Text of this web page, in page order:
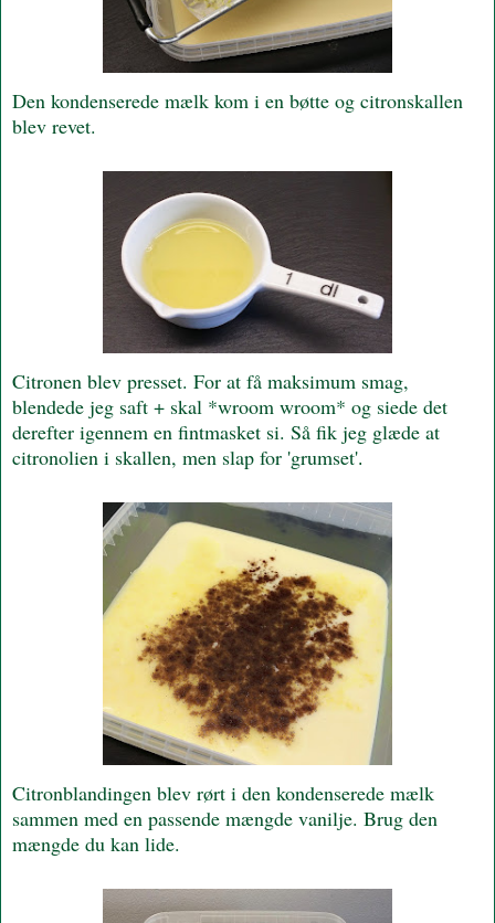
Den kondenserede mælk kom i en bøtte og citronskallen
blev revet.
Citronen blev presset. For at få maksimum smag,
blendede jeg saft + skal *wroom wroom* og siede det
derefter igennem en fintmasket si. Så fik jeg glæde at
citronolien i skallen, men slap for 'grumset'.
Citronblandingen blev rørt i den kondenserede mælk
sammen med en passende mængde vanilje. Brug den
mængde du kan lide.